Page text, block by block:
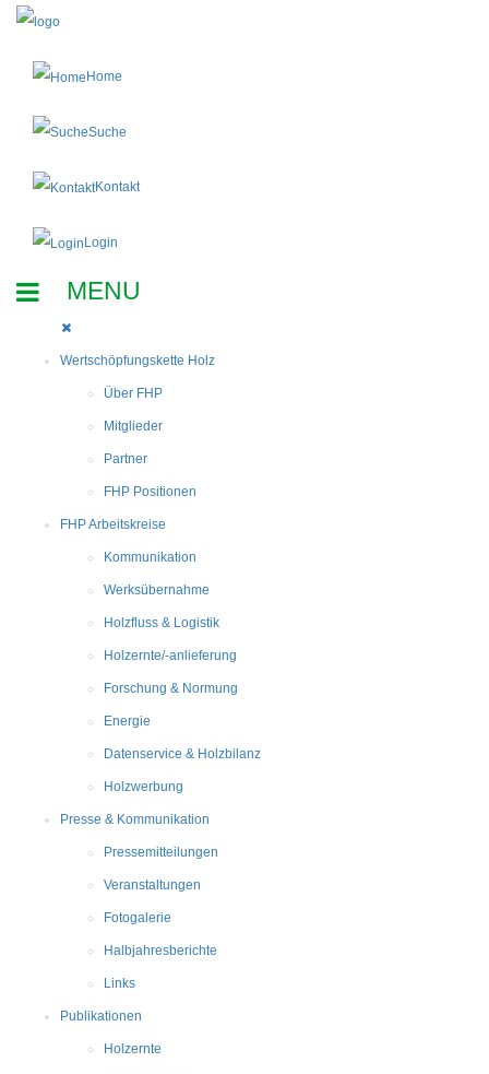
Home
Suche
Kontakt
Login
Wertschöpfungskette Holz
Über FHP
Mitglieder
Partner
FHP Positionen
FHP Arbeitskreise
Kommunikation
Werksübernahme
Holzfluss & Logistik
Holzernte/-anlieferung
Forschung & Normung
Energie
Datenservice & Holzbilanz
Holzwerbung
Presse & Kommunikation
Pressemitteilungen
Veranstaltungen
Fotogalerie
Halbjahresberichte
Links
Publikationen
Holzernte